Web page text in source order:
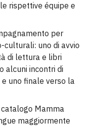
rispettive équipe e
per
culturali: uno di avvio
di lettura e libri
alcuni incontri di
uno finale verso la
Mamma
maggiormente